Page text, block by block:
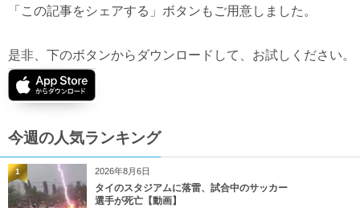
「この記事をシェアする」ボタンもご用意しました。
是非、下のボタンからダウンロードして、お試しください。
今週の人気ランキング
2026年8月6日
タイのスタジアムに落雷、試合中のサッカー
選手が死亡【動画】
1